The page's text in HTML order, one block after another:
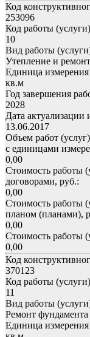
Код
253096
Код работы
10
Вид работы
Утепление и
Единица
кв.м
Год завершения
2028
Дата актуализации
13.06.2017
Объем работ
с единицами
0,00
Стоимость работы
договорами, руб.:
0,00
Стоимость работы
планом (планами),
0,00
Стоимость работы
0,00
Код
370123
Код работы
11
Вид работы
Ремонт фундамента
Единица